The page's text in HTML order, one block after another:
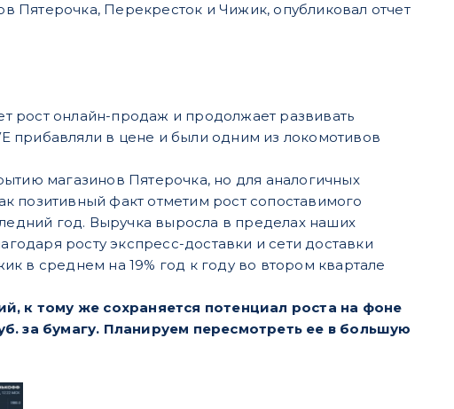
Пятерочка, Перекресток и Чижик, опубликовал отчет
рост онлайн-продаж и продолжает развивать
прибавляли в цене и были одним из локомотивов
магазинов Пятерочка, но для аналогичных
позитивный факт отметим рост сопоставимого
год. Выручка выросла в пределах наших
росту экспресс-доставки и сети доставки
в среднем на 19% год к году во втором квартале
к тому же сохраняется потенциал роста на фоне
за бумагу. Планируем пересмотреть ее в большую